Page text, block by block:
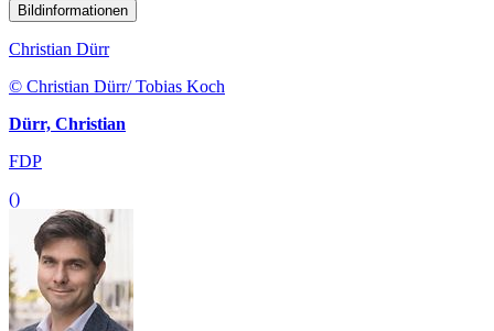
Bildinformationen
Christian Dürr
© Christian Dürr/ Tobias Koch
Dürr, Christian
FDP
()